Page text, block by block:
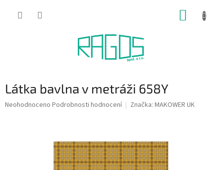
Látka bavlna v metráži 658Y
Průměrné
Neohodnoceno Podrobnosti hodnocení Značka: MAKOWER UK